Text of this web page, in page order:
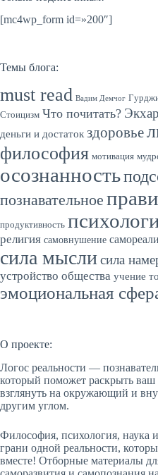
[mc4wp_form id=»200″]
Темы блога:
must read Вадим Демчог
Стоицизм Что почитать?
деньги и достаток здоровье
философия мотивация
осознанность
познавательное
продуктивность
религия самовнушение
сила мыслисила
устройство общества учение
эмоциональная
О проекте:
Логос реальности —
который поможет раскрыть
взглянуть на окружающий и
другим углом.
Философия, психология, наука
грани одной реальности,
вместе! Отборные материалы